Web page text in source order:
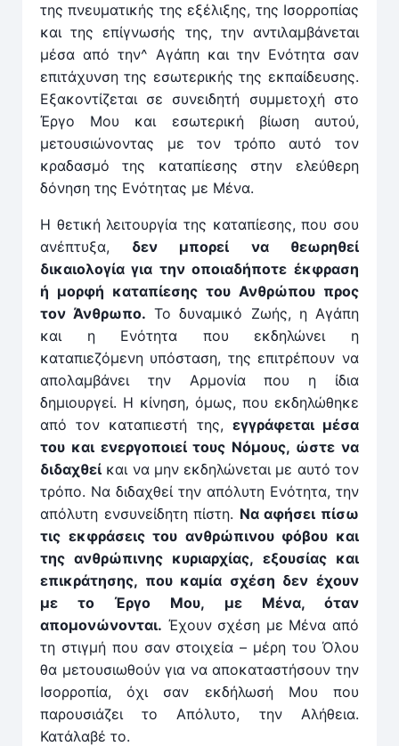
της πνευματικής της εξέλιξης, της Ισορροπίας
και της επίγνωσής της, την αντιλαμβάνεται
μέσα από την^ Αγάπη και την Ενότητα σαν
επιτάχυνση της εσωτερικής της εκπαίδευσης.
Εξακοντίζεται σε συνειδητή συμμετοχή στο
Έργο Μου και εσωτερική βίωση αυτού,
μετουσιώνοντας με τον τρόπο αυτό τον
κραδασμό της καταπίεσης στην ελεύθερη
δόνηση της Ενότητας με Μένα.
Η θετική λειτουργία της καταπίεσης, που σου
ανέπτυξα, δεν μπορεί να θεωρηθεί
δικαιολογία για την οποιαδήποτε έκφραση
ή μορφή καταπίεσης του Ανθρώπου προς
τον Άνθρωπο. Το δυναμικό Ζωής, η Αγάπη
και η Ενότητα που εκδηλώνει η
καταπιεζόμενη υπόσταση, της επιτρέπουν να
απολαμβάνει την Αρμονία που η ίδια
δημιουργεί. Η κίνηση, όμως, που εκδηλώθηκε
από τον καταπιεστή της, εγγράφεται μέσα
του και ενεργοποιεί τους Νόμους, ώστε να
διδαχθεί και να μην εκδηλώνεται με αυτό τον
τρόπο. Να διδαχθεί την απόλυτη Ενότητα, την
απόλυτη ενσυνείδητη πίστη. Να αφήσει πίσω
τις εκφράσεις του ανθρώπινου φόβου και
της ανθρώπινης κυριαρχίας, εξουσίας και
επικράτησης, που καμία σχέση δεν έχουν
με το Έργο Μου, με Μένα, όταν
απομονώνονται. Έχουν σχέση με Μένα από
τη στιγμή που σαν στοιχεία – μέρη του Όλου
θα μετουσιωθούν για να αποκαταστήσουν την
Ισορροπία, όχι σαν εκδήλωσή Μου που
παρουσιάζει το Απόλυτο, την Αλήθεια.
Κατάλαβέ το.